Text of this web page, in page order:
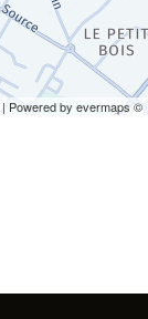
| Powered by evermaps©